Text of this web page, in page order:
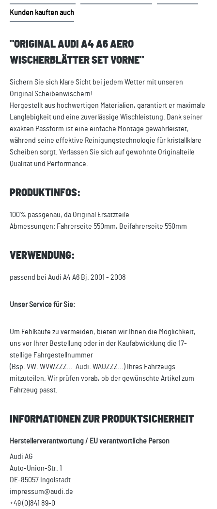
Kunden kauften auch
"ORIGINAL AUDI A4 A6 AERO
WISCHERBLÄTTER SET VORNE"
Sichern Sie sich klare Sicht bei jedem Wetter mit unseren
Original Scheibenwischern!
Hergestellt aus hochwertigen Materialien, garantiert er maximale
Langlebigkeit und eine zuverlässige Wischleistung. Dank seiner
exakten Passform ist eine einfache Montage gewährleistet,
während seine effektive Reinigungstechnologie für kristallklare
Scheiben sorgt. Verlassen Sie sich auf gewohnte Originalteile
Qualität und Performance.
PRODUKTINFOS:
100% passgenau, da Original Ersatzteile
Abmessungen: Fahrerseite 550mm, Beifahrerseite 550mm
VERWENDUNG:
passend bei Audi A4 A6 Bj. 2001 - 2008
Unser Service für Sie:
Um Fehlkäufe zu vermeiden, bieten wir Ihnen die Möglichkeit,
uns vor Ihrer Bestellung oder in der Kaufabwicklung die 17-
stellige Fahrgestellnummer
(Bsp. VW: WVWZZZ... Audi: WAUZZZ...) Ihres Fahrzeugs
mitzuteilen. Wir prüfen vorab, ob der gewünschte Artikel zum
Fahrzeug passt.
INFORMATIONEN ZUR PRODUKTSICHERHEIT
Herstellerverantwortung / EU verantwortliche Person
Audi AG
Auto-Union-Str. 1
DE-85057 Ingolstadt
impressum@audi.de
+49 (0)841 89-0